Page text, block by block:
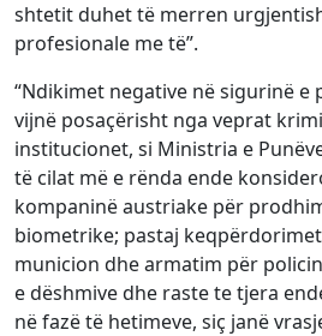
shtetit duhet të merren
profesionale me të”.
“Ndikimet negative në sigurinë
vijnë posaçërisht nga veprat
institucionet, si Ministria e
të cilat më e rënda ende
kompaninë austriake për
biometrike; pastaj
municion dhe armatim për
e dëshmive dhe raste te tjera
në fazë të hetimeve, siç janë